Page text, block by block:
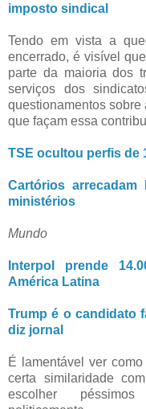
imposto sindical
Tendo em vista a
encerrado, é visível
parte da maioria dos
serviços dos
questionamentos
que façam essa
TSE ocultou perfis de
Cartórios
ministérios
Mundo
Interpol prende
América Latina
Trump é o candidato
diz jornal
É lamentável ver
certa similaridade
escolher